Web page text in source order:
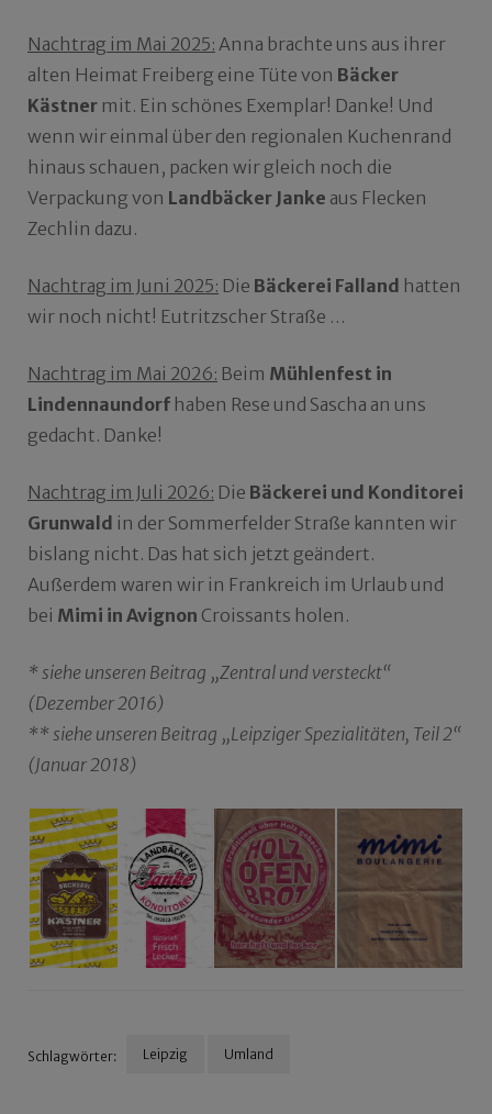
Nachtrag im Mai 2025: Anna brachte uns aus ihrer
alten Heimat Freiberg eine Tüte von Bäcker
Kästner mit. Ein schönes Exemplar! Danke! Und
wenn wir einmal über den regionalen Kuchenrand
hinaus schauen, packen wir gleich noch die
Verpackung von Landbäcker Janke aus Flecken
Zechlin dazu.
Nachtrag im Juni 2025: Die Bäckerei Falland hatten
wir noch nicht! Eutritzscher Straße …
Nachtrag im Mai 2026: Beim Mühlenfest in
Lindennaundorf haben Rese und Sascha an uns
gedacht. Danke!
Nachtrag im Juli 2026: Die Bäckerei und Konditorei
Grunwald in der Sommerfelder Straße kannten wir
bislang nicht. Das hat sich jetzt geändert.
Außerdem waren wir in Frankreich im Urlaub und
bei Mimi in Avignon Croissants holen.
* siehe unseren Beitrag „Zentral und versteckt“
(Dezember 2016)
** siehe unseren Beitrag „Leipziger Spezialitäten, Teil 2“
(Januar 2018)
Schlagwörter: Leipzig Umland